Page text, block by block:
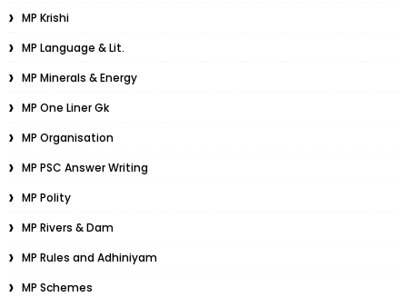
MP Krishi
MP Language & Lit.
MP Minerals & Energy
MP One Liner Gk
MP Organisation
MP PSC Answer Writing
MP Polity
MP Rivers & Dam
MP Rules and Adhiniyam
MP Schemes